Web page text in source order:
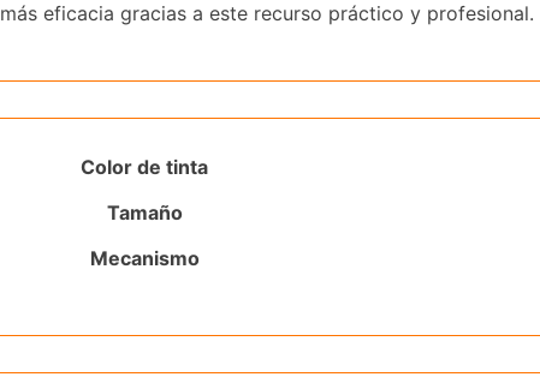
eficacia gracias a este recurso práctico y profesional.
Color de tinta
Tamaño
Mecanismo